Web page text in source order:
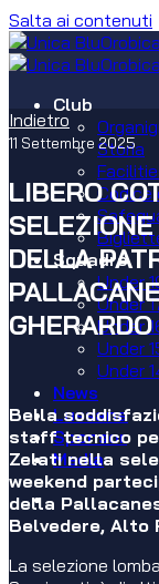
Salta ai contenuti
Club
Storia
Codice
Squadre
Under
Under
Under
Under
Under
News
Lussana
Sponsor
Media
Indietro
11 Settembre 2025
LIBERO
DELLA
Bella
staff tecnico
Zelati nella
weekend
della
Belvedere, Alto
La selezione